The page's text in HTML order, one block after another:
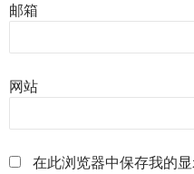
邮箱
网站
在此浏览器中保存我的